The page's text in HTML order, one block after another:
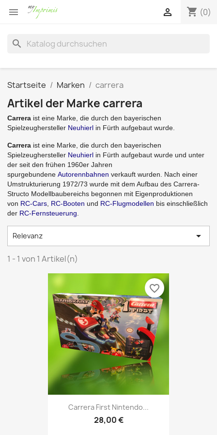
 shopping_cart (0)

search
Startseite Marken carrera
Artikel der Marke carrera
Carrera ist eine Marke, die durch den bayerischen
Spielzeughersteller Neuhierl in Fürth aufgebaut wurde.
Carrera ist eine Marke, die durch den bayerischen
Spielzeughersteller Neuhierl in Fürth aufgebaut wurde und unter
der seit den frühen 1960er Jahren
spurgebundene Autorennbahnen verkauft wurden. Nach einer
Umstrukturierung 1972/73 wurde mit dem Aufbau des Carrera-
Structo Modellbaubereichs begonnen mit Eigenproduktionen
von RC-Cars RC-Booten und RC-Flugmodellen bis einschließlich
der RC-Fernsteuerung
Relevanz 
1 - 1 von 1 Artikel(n)
Carrera First Nintendo...
28,00 €
favorite_border